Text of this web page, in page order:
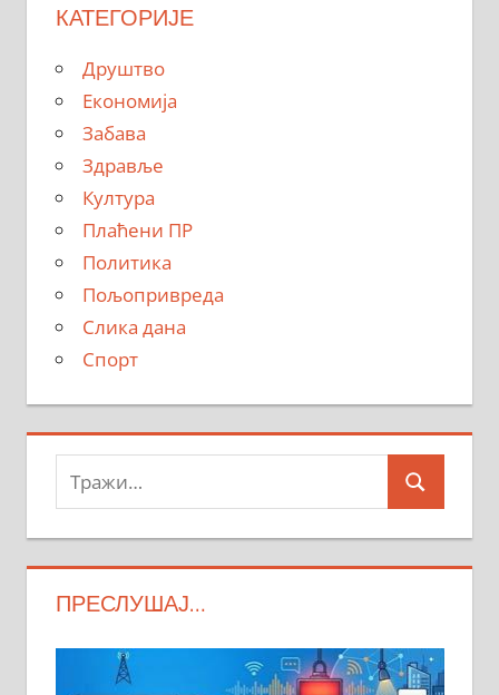
КАТЕГОРИЈЕ
Друштво
Економија
Забава
Здравље
Култура
Плаћени ПР
Политика
Пољопривреда
Слика дана
Спорт
Тражи:
Search
ПРЕСЛУШАЈ…